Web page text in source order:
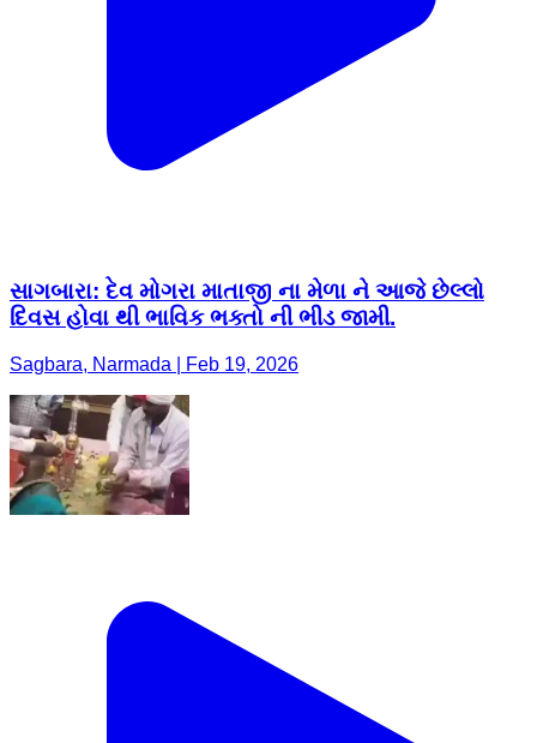
સાગબારા: દેવ મોગરા માતાજી ના મેળા ને આજે છેલ્લો
દિવસ હોવા થી ભાવિક ભક્તો ની ભીડ જામી.
Sagbara, Narmada | Feb 19, 2026